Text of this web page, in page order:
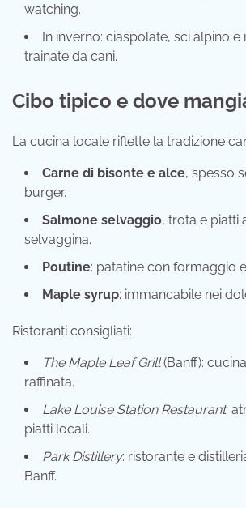
watching.
In inverno: ciaspolate, sci alpino
trainate da cani.
Cibo tipico e dove
La cucina locale riflette la tradizione
Carne di bisonte e alce, spesso
burger.
Salmone selvaggio, trota e piatti
selvaggina.
Poutine: patatine con formaggio
Maple syrup: immancabile nei
Ristoranti consigliati:
The Maple Leaf Grill(Banff):
raffinata.
Lake Louise Station Restaurant:
piatti locali.
Park Distillery: ristorante e
Banff.